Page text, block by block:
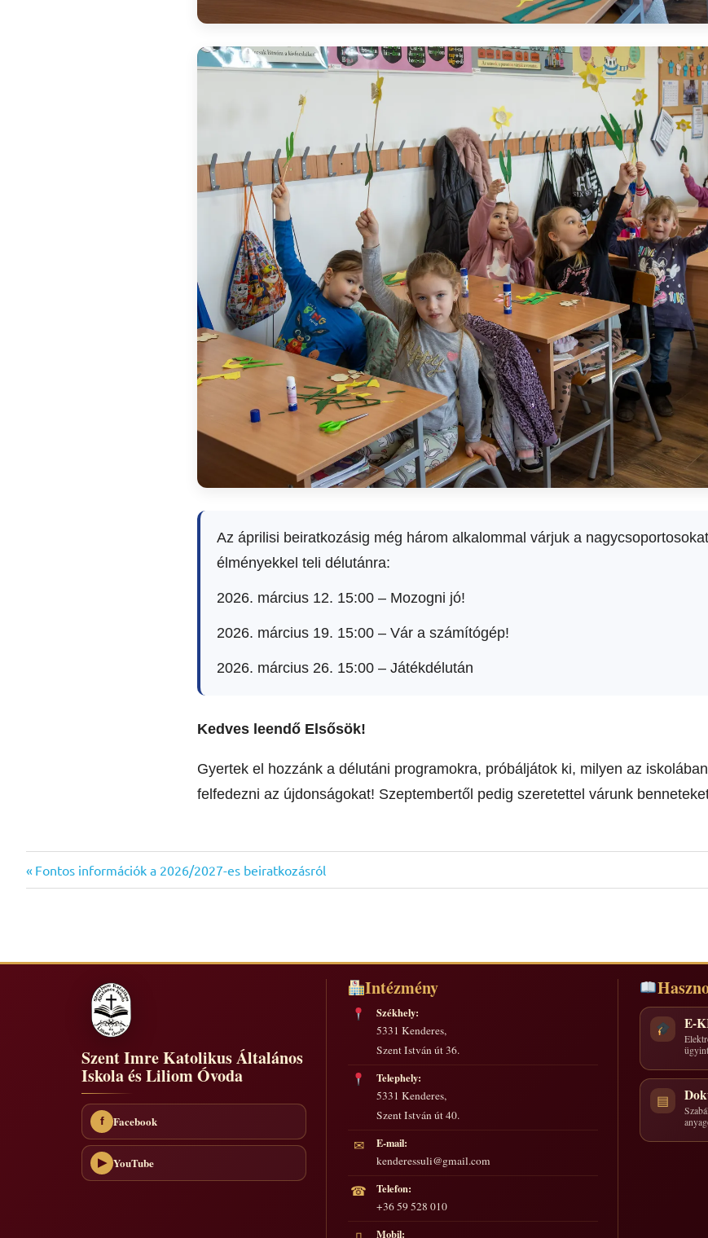
Az áprilisi beiratkozásig még három alkalommal várjuk a
élményekkel teli délutánra:
2026. március 12. 15:00 – Mozogni jó!
2026. március 19. 15:00 – Vár a számítógép!
2026. március 26. 15:00 – Játékdélután
Kedves leendő Elsősök!
Gyertek el hozzánk a délutáni programokra, próbáljátok ki, milyen az
felfedezni az újdonságokat! Szeptembertől pedig szeretettel várunk
Bejegyzés
Previous
Post:
Fontos információk a 2026/2027-es beiratkozásról
Szent Imre Katolikus Általános
Iskola és Liliom Óvoda
f Facebook
▶ YouTube
Intézmény
Székhely:
5331 Kenderes,
Szent István út 36.
Telephely:
5331 Kenderes,
Szent István út 40.
✉
E-mail:
kenderessuli@gmail.com
☎
Telefon:
+36 59 528 010
Mobil:
E-
▤